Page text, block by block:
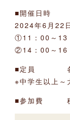
■開催日時
2024年6月22
①11：00～
②14：00～
■定員 各回
※中学生以上～
■参加費 税